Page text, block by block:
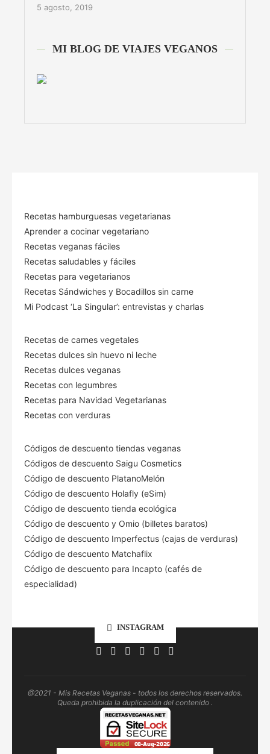
5 agosto, 2019
MI BLOG DE VIAJES VEGANOS
Recetas hamburguesas vegetarianas
Aprender a cocinar vegetariano
Recetas veganas fáciles
Recetas saludables y fáciles
Recetas para vegetarianos
Recetas Sándwiches y Bocadillos sin carne
Mi Podcast ‘La Singular’: entrevistas y charlas
Recetas de carnes vegetales
Recetas dulces sin huevo ni leche
Recetas dulces veganas
Recetas con legumbres
Recetas para Navidad Vegetarianas
Recetas con verduras
Códigos de descuento tiendas veganas
Códigos de descuento Saigu Cosmetics
Código de descuento PlatanoMelón
Código de descuento Holafly (eSim)
Código de descuento tienda ecológica
Código de descuento y Omio (billetes baratos)
Código de descuento Imperfectus (cajas de verduras)
Código de descuento Matchaflix
Código de descuento para Incapto (cafés de
especialidad)
INSTAGRAM
@2021 - Mis Recetas Veganas - todos los derechos reservados.
Queda prohibida la duplicación del contenido .